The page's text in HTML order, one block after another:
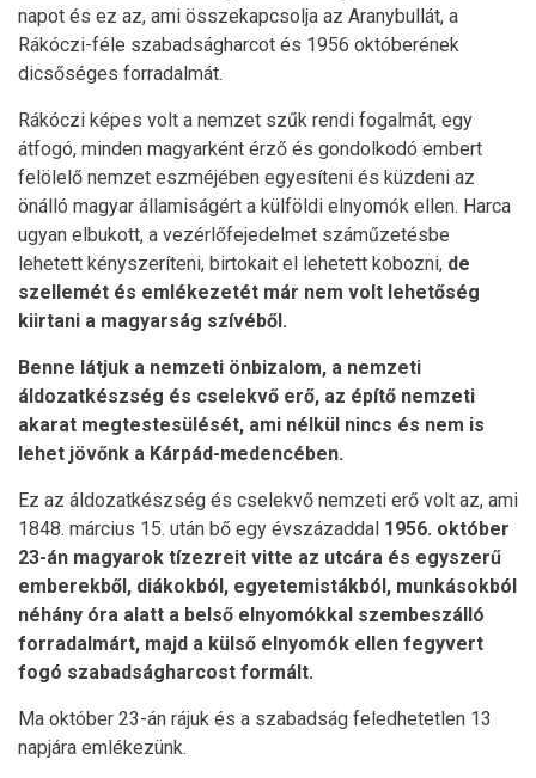
napot és ez az, ami összekapcsolja az Aranybullát, a
Rákóczi-féle szabadságharcot és 1956 októberének
dicsőséges forradalmát.
Rákóczi képes volt a nemzet szűk rendi fogalmát, egy
átfogó, minden magyarként érző és gondolkodó embert
felölelő nemzet eszméjében egyesíteni és küzdeni az
önálló magyar államiságért a külföldi elnyomók ellen. Harca
ugyan elbukott, a vezérlőfejedelmet száműzetésbe
lehetett kényszeríteni, birtokait el lehetett kobozni, de
szellemét és emlékezetét már nem volt lehetőség
kiirtani a magyarság szívéből.
Benne látjuk a nemzeti önbizalom, a nemzeti
áldozatkészség és cselekvő erő, az építő nemzeti
akarat megtestesülését, ami nélkül nincs és nem is
lehet jövőnk a Kárpád-medencében.
Ez az áldozatkészség és cselekvő nemzeti erő volt az, ami
1848. március 15. után bő egy évszázaddal 1956. október
23-án magyarok tízezreit vitte az utcára és egyszerű
emberekből, diákokból, egyetemistákból, munkásokból
néhány óra alatt a belső elnyomókkal szembeszálló
forradalmárt, majd a külső elnyomók ellen fegyvert
fogó szabadságharcost formált.
Ma október 23-án rájuk és a szabadság feledhetetlen 13
napjára emlékezünk.